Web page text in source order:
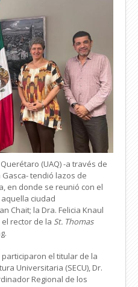
(UAQ) -a través de
tendió lazos de
en donde se reunió con el
ciudad
Chait; la Dra. Felicia Knaul
rector de la St. Thomas
el titular de la
Universitaria (SECU), Dr.
Regional de los